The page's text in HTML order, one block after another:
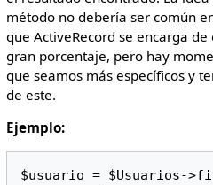
método no debería ser común
que ActiveRecord se encarga
gran porcentaje, pero hay
que seamos más específicos y
de este.
Ejemplo:
$usuario = $Usuarios-